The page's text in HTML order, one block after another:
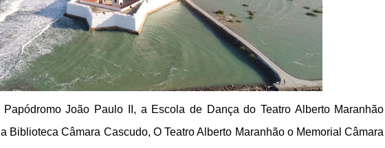
João Paulo II, a Escola de Dança do Teatro Alberto Maranhão
Biblioteca Câmara Cascudo, O Teatro Alberto Maranhão o Memorial Câmara